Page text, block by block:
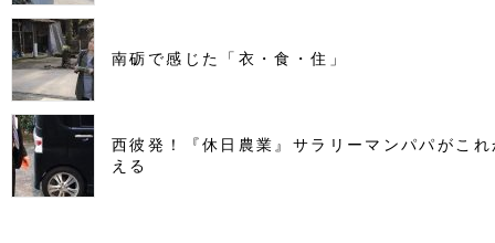
南砺で感じた「衣・食・住」
西彼発！『休日農業』サラリーマンパパがこ
える